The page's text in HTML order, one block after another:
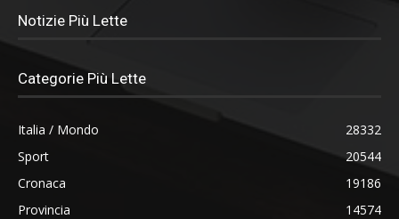
Notizie Più Lette
Categorie Più Lette
Italia / Mondo
28332
Sport
20544
Cronaca
19186
Provincia
14574